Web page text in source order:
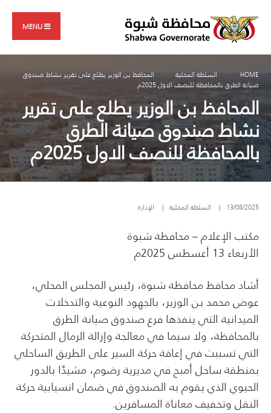
content
MENU
HOME السلطة المحلية
المحافظ بن الوزير يطلع على تقرير نشاط صندوق
صيانة الطرق بالمحافظة للنصف الاول 2025م
المحافظ بن الوزير يطلع على تقرير
نشاط صندوق صيانة الطرق
بالمحافظة للنصف الاول 2025م
13/08/2025
| السلطة المحلية | الإدارة
مكتب الإعلام – محافظة شبوة
الأربعاء 13 أغسطس 2025م
أشاد محافظ محافظة شبوة، رئيس المجلس المحلي،
عوض محمد بن الوزير، بالجهود النوعية والتدخلات
الميدانية التي ينفذها فرع صندوق صيانة الطرق
بالمحافظة، ولا سيما في معالجة وإزالة الرمال المتحركة
التي تسببت في إعاقة حركة السير على الطريق الساحلي
بمنطقة ساحل أمبح في مديرية رضوم، مشيدًا بالدور
الحيوي الذي يقوم به الصندوق في ضمان انسيابية حركة
النقل وتخفيف معاناة المسافرين.
for: